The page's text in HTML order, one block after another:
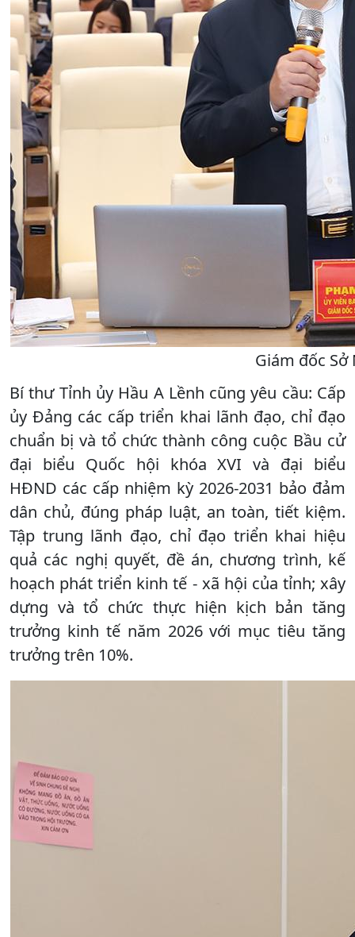
Giám đốc
Bí thư Tỉnh ủy Hầu A Lềnh cũng yêu cầu: Cấp
ủy Đảng các cấp triển khai lãnh đạo, chỉ đạo
chuẩn bị và tổ chức thành công cuộc Bầu cử
đại biểu Quốc hội khóa XVI và đại biểu
HĐND các cấp nhiệm kỳ 2026-2031 bảo đảm
dân chủ, đúng pháp luật, an toàn, tiết kiệm.
Tập trung lãnh đạo, chỉ đạo triển khai hiệu
quả các nghị quyết, đề án, chương trình, kế
hoạch phát triển kinh tế - xã hội của tỉnh; xây
dựng và tổ chức thực hiện kịch bản tăng
trưởng kinh tế năm 2026 với mục tiêu tăng
trưởng trên 10%.